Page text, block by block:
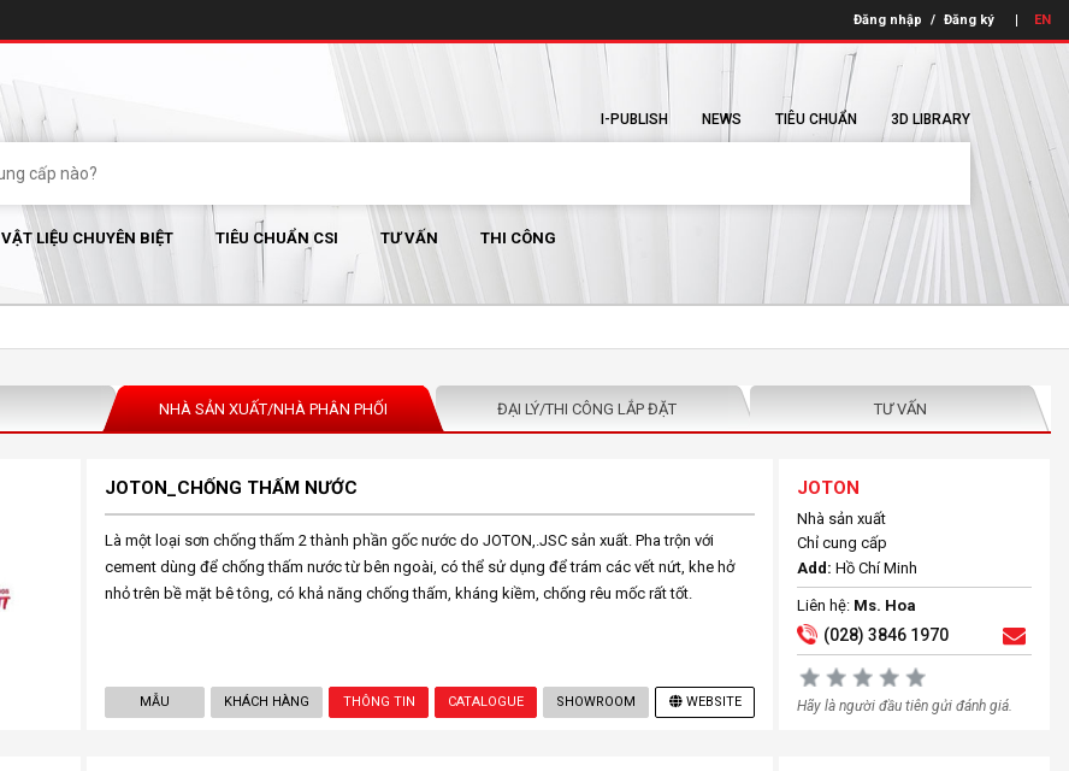
Đăng nhập / Đăng ký EN
I-PUBLISH NEWS TIÊU CHUẨN 3D LIBRARY
VẬT LIỆU CHUYÊN BIỆT TIÊU CHUẨN CSI TƯ VẤN THI CÔNG
NHÀ SẢN XUẤT/NHÀ PHÂN PHỐI ĐẠI LÝ/THI CÔNG LẮP ĐẶT TƯ VẤN
JOTON_CHỐNG THẤM NƯỚC
Là một loại sơn chống thấm 2 thành phần gốc nước do JOTON,.JSC sản xuất. Pha trộn với
cement dùng để chống thấm nước từ bên ngoài, có thể sử dụng để trám các vết nứt, khe hở
nhỏ trên bề mặt bê tông, có khả năng chống thấm, kháng kiềm, chống rêu mốc rất tốt.
MẪU KHÁCH HÀNG THÔNG TIN CATALOGUE SHOWROOM WEBSITE
JOTON
Nhà sản xuất
Chỉ cung cấp
Add: Hồ Chí Minh
Liên hệ: Ms. Hoa
(028) 3846 1970
Hãy là người đầu tiên gửi đánh giá.